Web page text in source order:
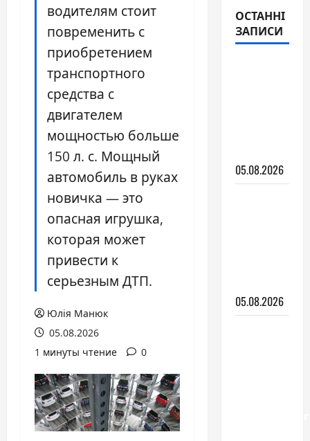
водителям стоит
повременить с
приобретением
транспортного
средства с
двигателем
мощностью больше
150 л. с. Мощный
автомобиль в руках
новичка — это
опасная игрушка,
которая может
привести к
серьезным ДТП.
Юлія Манюк
05.08.2026
1 минуты чтение
0
ОСТАННІ
ЗАПИСИ
05.08.2026
05.08.2026